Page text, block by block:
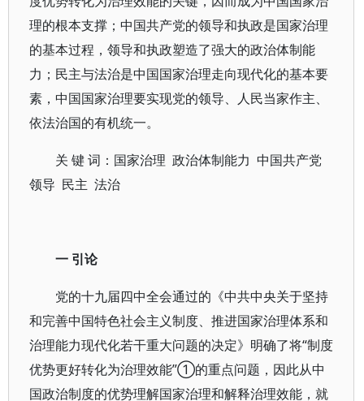
理的根本支撑；中国共产党的领导和执政是国家治理
的基本过程，领导和执政塑造了强大的政治体制能
力；民主与法治是中国国家治理走向现代化的基本要
素，中国国家治理要实现党的领导、人民当家作主、
依法治国的有机统一。
关 键 词：国家治理 政治体制能力 中国共产党
领导 民主 法治
一 引论
党的十九届四中全会通过的《中共中央关于坚持
和完善中国特色社会主义制度、推进国家治理体系和
治理能力现代化若干重大问题的决定》明确了将“制度
优势更好转化为治理效能”①的重点问题，因此从中
国政治制度的优势理解国家治理和解释治理效能，就